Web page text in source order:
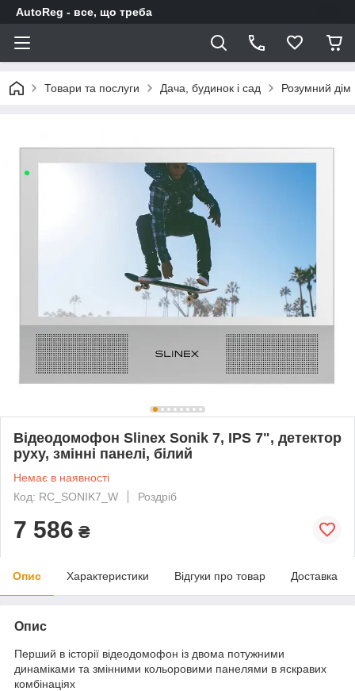
AutoReg - все, що треба
Товари та послуги Дача, будинок і сад Розумний дім
Відеодомофон Slinex Sonik 7, IPS 7", детектор
руху, змінні панелі, білий
Немає в наявності
Код: RC_SONIK7_W
Роздріб
7 586 ₴
Опис Характеристики Відгуки про товар Доставка
Опис
Перший в історії відеодомофон із двома потужними
динаміками та змінними кольоровими панелями в яскравих
комбінаціях